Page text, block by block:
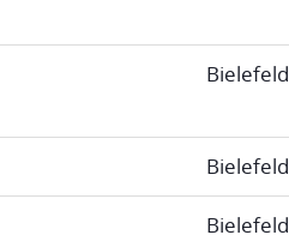
Bielefeld
Bielefeld
Bielefeld